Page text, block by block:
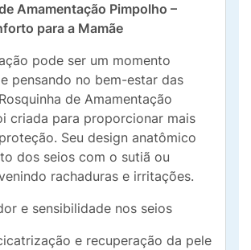
Amamentação Pimpolho –
para a Mamãe
pode ser um momento
pensando no bem-estar das
de Amamentação
criada para proporcionar mais
Seu design anatômico
dos seios com o sutiã ou
rachaduras e irritações.
e sensibilidade nos seios
e recuperação da pele